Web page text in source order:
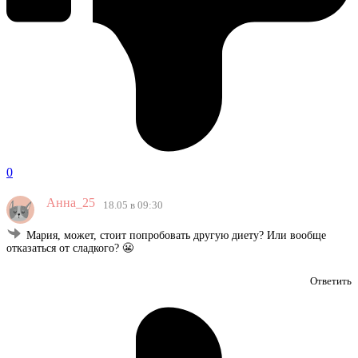
0
Анна_25 18.05 в 09:30
Мария, может, стоит попробовать другую диету? Или вообще
отказаться от сладкого? 😬
Ответить